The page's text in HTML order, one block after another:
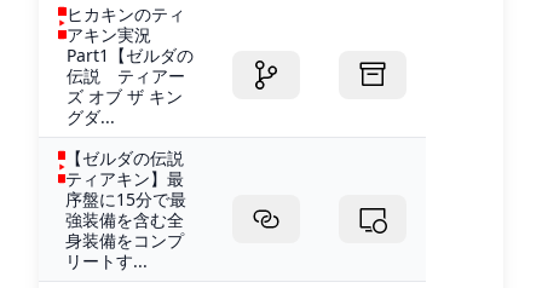
ヒカキンのティ
アキン実況
Part1【ゼルダの
伝説 ティアー
ズ オブ ザ キン
グダ...
【ゼルダの伝説
ティアキン】最
序盤に15分で最
強装備を含む全
身装備をコンプ
リートす...